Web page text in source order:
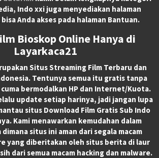
Indo xxi juga menyediakan halaman
Anda akses pada halaman Bantuan.
Bioskop Online Hanya di
Layarkaca21
Situs Streaming Film Terbaru dan
Tentunya semua itu gratis tanpa
bermodalkan HP dan Internet/Kuota.
update setiap harinya, jadi jangan lupa
situs Download Film Gratis Sub Indo
Kami menawarkan kemudahan dalam
situs ini aman dari segala macam
yang diberitakan oleh situs berita di laur
dari semua macam hacking dan malware.